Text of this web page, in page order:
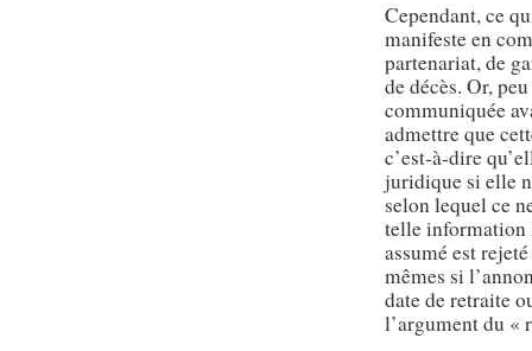
Cependant, ce
manifeste en
partenariat, de
de décès. Or,
communiquée
admettre que
c’est-à-dire
juridique si elle
selon lequel ce
telle information
assumé est
mêmes si
date de retraite
l’argument du «